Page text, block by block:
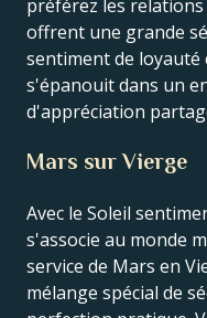
préférez les relations
offrent une grande
sentiment de loyauté
s'épanouit dans un
d'appréciation
Mars sur Vierge
Avec le Soleil
s'associe au monde
service de Mars en
mélange spécial de